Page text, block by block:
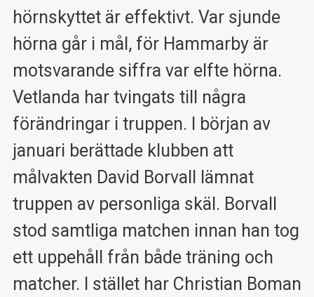
hörnskyttet är effektivt. Var sjunde
hörna går i mål, för Hammarby är
motsvarande siffra var elfte hörna.
Vetlanda har tvingats till några
förändringar i truppen. I början av
januari berättade klubben att
målvakten David Borvall lämnat
truppen av personliga skäl. Borvall
stod samtliga matchen innan han tog
ett uppehåll från både träning och
matcher. I stället har Christian Boman